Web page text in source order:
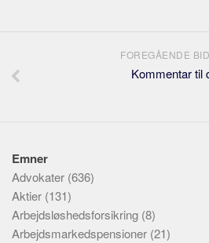
FOREGÅENDE
Kommentar til
Emner
Advokater (636)
Aktier (131)
Arbejdsløshedsforsikring (8)
Arbejdsmarkedspensioner (21)